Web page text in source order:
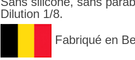
Dilution 1/8.
Fabriqué en